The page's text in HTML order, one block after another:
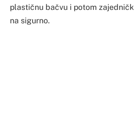
plastičnu bačvu i potom
na sigurno.